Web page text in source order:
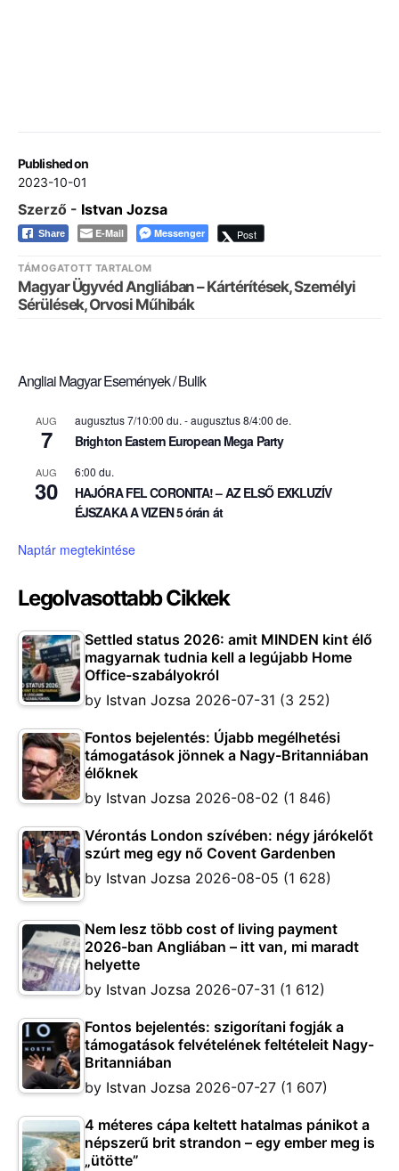
Published on
2023-10-01
Szerző - Istvan Jozsa
Share E-Mail Messenger Post
TÁMOGATOTT TARTALOM
Magyar Ügyvéd Angliában – Kártérítések, Személyi
Sérülések, Orvosi Műhibák
Angliai Magyar Események / Bulik
AUG
7
augusztus 7/10:00 du. -augusztus 8/4:00 de.
Brighton Eastern European Mega Party
AUG
30
6:00 du.
HAJÓRA FEL CORONITA! – AZ ELSŐ EXKLUZÍV
ÉJSZAKA A VIZEN 5 órán át
Naptár megtekintése
Legolvasottabb Cikkek
Settled status 2026: amit MINDEN kint élő
magyarnak tudnia kell a legújabb Home
Office-szabályokról
by Istvan Jozsa 2026-07-31 (3 252)
Fontos bejelentés: Újabb megélhetési
támogatások jönnek a Nagy-Britanniában
élőknek
by Istvan Jozsa 2026-08-02 (1 846)
Vérontás London szívében: négy járókelőt
szúrt meg egy nő Covent Gardenben
by Istvan Jozsa 2026-08-05 (1 628)
Nem lesz több cost of living payment
2026-ban Angliában – itt van, mi maradt
helyette
by Istvan Jozsa 2026-07-31 (1 612)
Fontos bejelentés: szigorítani fogják a
támogatások felvételének feltételeit Nagy-
Britanniában
by Istvan Jozsa 2026-07-27 (1 607)
4 méteres cápa keltett hatalmas pánikot a
népszerű brit strandon – egy ember meg is
„ütötte”